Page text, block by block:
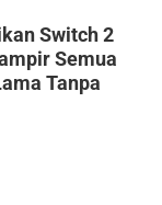
Switch 2
Semua
Tanpa